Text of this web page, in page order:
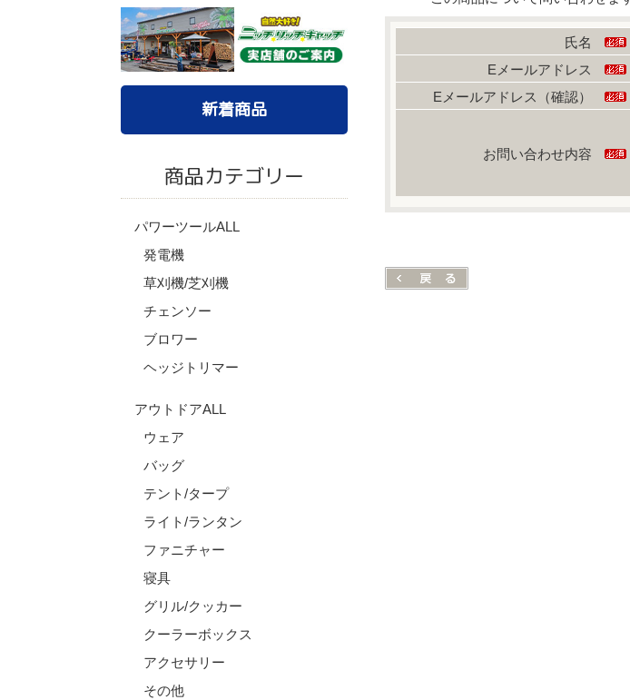
新着商品
商品カテゴリー
パワーツールALL
発電機
草刈機/芝刈機
チェンソー
ブロワー
ヘッジトリマー
アウトドアALL
ウェア
バッグ
テント/タープ
ライト/ランタン
ファニチャー
寝具
グリル/クッカー
クーラーボックス
アクセサリー
その他
氏名
Eメールアドレス
Eメールアドレス（確認）
お問い合わせ内容